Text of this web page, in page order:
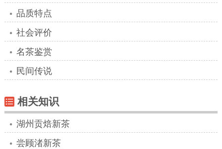
品质特点
社会评价
名茶鉴赏
民间传说
相关知识
湖州贡焙新茶
尝顾渚新茶